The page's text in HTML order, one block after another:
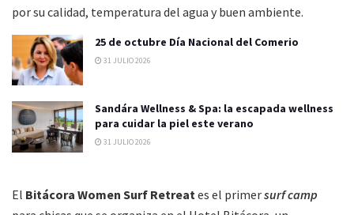
por su calidad, temperatura del agua y buen ambiente.
25 de octubre Día Nacional del Comerio
31 JULIO 2026
Sandára Wellness & Spa: la escapada wellness
para cuidar la piel este verano
31 JULIO 2026
El Bitácora Women Surf Retreat es el primersurf camp